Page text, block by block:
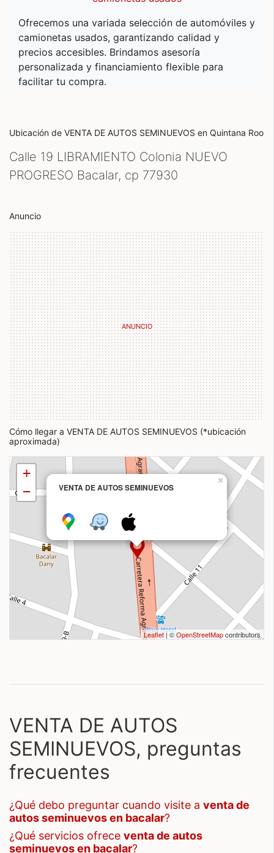
Ofrecemos una variada selección de automóviles y
camionetas usados, garantizando calidad y
precios accesibles. Brindamos asesoría
personalizada y financiamiento flexible para
facilitar tu compra.
Ubicación de VENTA DE AUTOS SEMINUEVOS en Quintana Roo
Calle 19 LIBRAMIENTO Colonia NUEVO
PROGRESO Bacalar, cp 77930
Anuncio
Cómo llegar a VENTA DE AUTOS SEMINUEVOS (*ubicación
aproximada)
VENTA DE AUTOS SEMINUEVOS
×
+
−
Leaflet| ©OpenStreetMapcontributors
VENTA DE AUTOS
SEMINUEVOS, preguntas
frecuentes
¿qué debo preguntar cuando visite a venta de
autos seminuevos en bacalar?
¿qué servicios ofrece venta de autos
seminuevos en bacalar?